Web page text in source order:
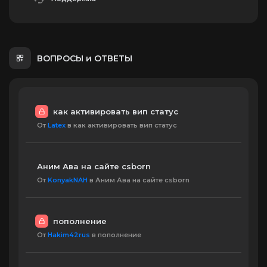
ВОПРОСЫ и ОТВЕТЫ
как активировать вип статус
От Latex в как активировать вип статус
Аним Ава на сайте csborn
От KonyakNAH в Аним Ава на сайте csborn
пополнение
От Hakim42rus в пополнение